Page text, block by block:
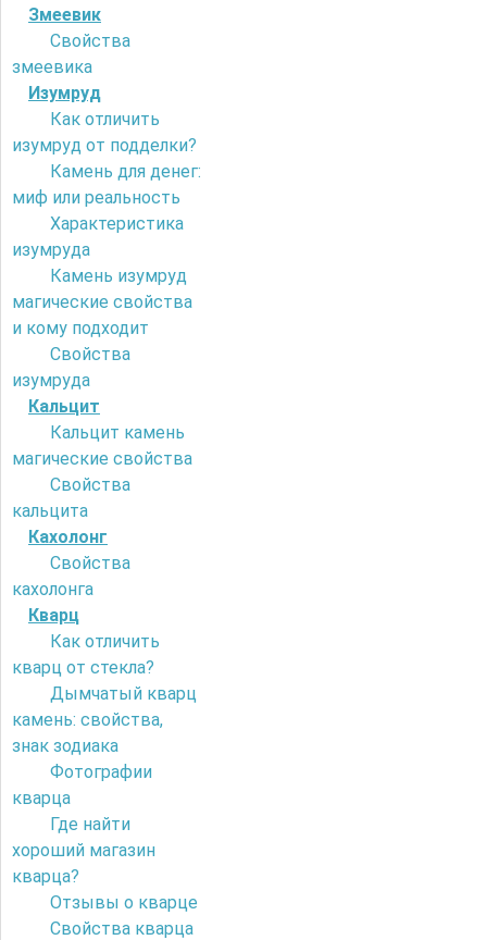
Змеевик
Свойства
змеевика
Изумруд
Как отличить
изумруд от подделки?
Камень для денег:
миф или реальность
Характеристика
изумруда
Камень изумруд
магические свойства
и кому подходит
Свойства
изумруда
Кальцит
Кальцит камень
магические свойства
Свойства
кальцита
Кахолонг
Свойства
кахолонга
Кварц
Как отличить
кварц от стекла?
Дымчатый кварц
камень: свойства,
знак зодиака
Фотографии
кварца
Где найти
хороший магазин
кварца?
Отзывы о кварце
Свойства кварца